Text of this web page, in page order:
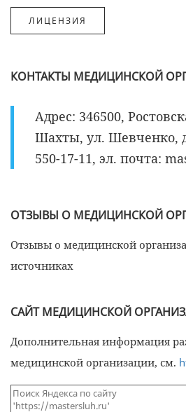
КОНТАКТЫ МЕДИЦИНСКОЙ
Адрес: 346500,
Шахты, ул. Шевченко,
550-17-11, эл. почта:
ОТЗЫВЫ О МЕДИЦИНСКОЙ
Отзывы о медицинской
источниках
САЙТ МЕДИЦИНСКОЙ
Дополнительная информация
медицинской организации, см.